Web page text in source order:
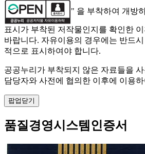
" 을 부착하여 개방
표시가 부착된 저작물인지를 확인한
바랍니다. 자유이용의 경우에는 반드
적으로 표시하여야 합니다.
공공누리가 부착되지 않은 자료들을
담당자와 사전에 협의한 이후에 이용
팝업닫기
품질경영시스템인증서